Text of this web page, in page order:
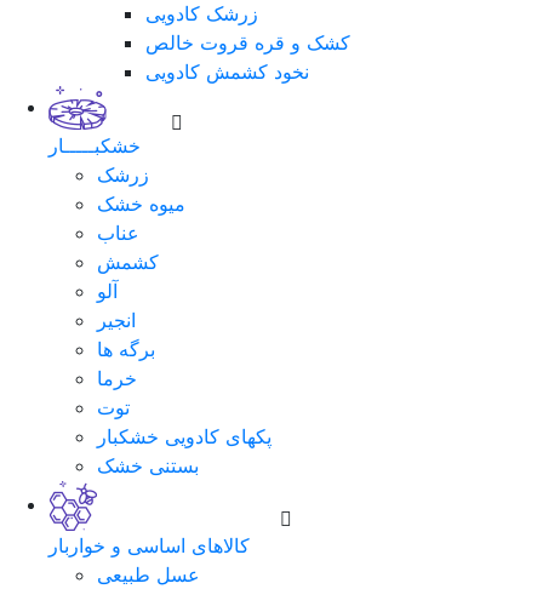
زرشک کادویی
کشک و قره قروت خالص
نخود کشمش کادویی
خشکبـــــار
زرشک
میوه خشک
عناب
کشمش
آلو
انجیر
برگه ها
خرما
توت
پکهای کادویی خشکبار
بستنی خشک
کالاهای اساسی و خواربار
عسل طبیعی